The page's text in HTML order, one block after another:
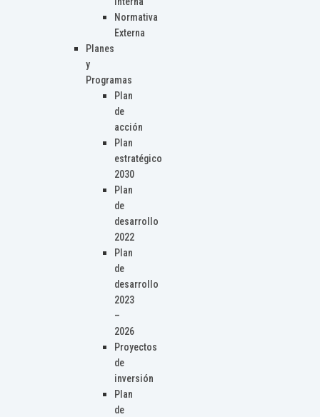
Normativa
Externa
Planes
y
Programas
Plan
de
acción
Plan
estratégico
2030
Plan
de
desarrollo
2022
Plan
de
desarrollo
2023
–
2026
Proyectos
de
inversión
Plan
de